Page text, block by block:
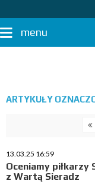
menu
ARTYKUŁY
13.03.25 16:59
Oceniamy piłkarzy
z Wartą Sieradz